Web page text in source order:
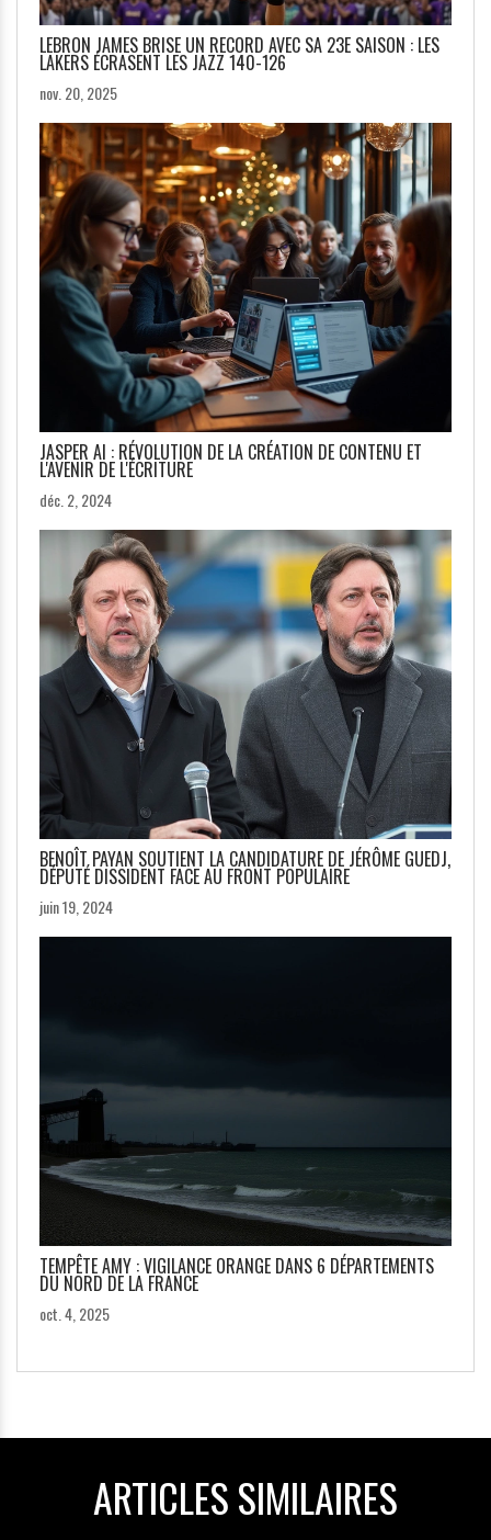
LEBRON JAMES BRISE UN RECORD AVEC SA 23E SAISON : LES
LAKERS ÉCRASENT LES JAZZ 140-126
nov. 20, 2025
JASPER AI : RÉVOLUTION DE LA CRÉATION DE CONTENU ET
L'AVENIR DE L'ÉCRITURE
déc. 2, 2024
BENOÎT PAYAN SOUTIENT LA CANDIDATURE DE JÉRÔME GUEDJ,
DÉPUTÉ DISSIDENT FACE AU FRONT POPULAIRE
juin 19, 2024
TEMPÊTE AMY : VIGILANCE ORANGE DANS 6 DÉPARTEMENTS
DU NORD DE LA FRANCE
oct. 4, 2025
ARTICLES SIMILAIRES